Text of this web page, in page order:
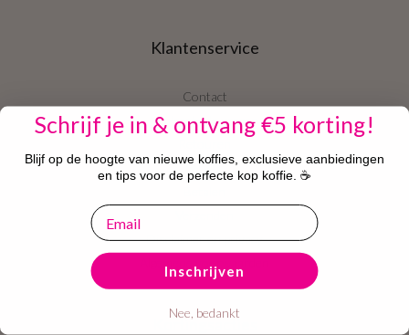
Klantenservice
Contact
Veelgestelde vragen
Service
Disclaimer en privacy
Kortingsacties
Schrijf je in & ontvang €5 korting!
Blijf op de hoogte van nieuwe koffies, exclusieve aanbiedingen
en tips voor de perfecte kop koffie. ☕
email
Inschrijven
Nee, bedankt